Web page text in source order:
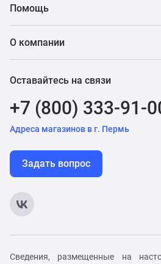
Помощь
О компании
Оставайтесь на связи
+7 (800) 333-91-
Адреса магазинов в г. Пермь
Задать вопрос
Сведения, размещенные на